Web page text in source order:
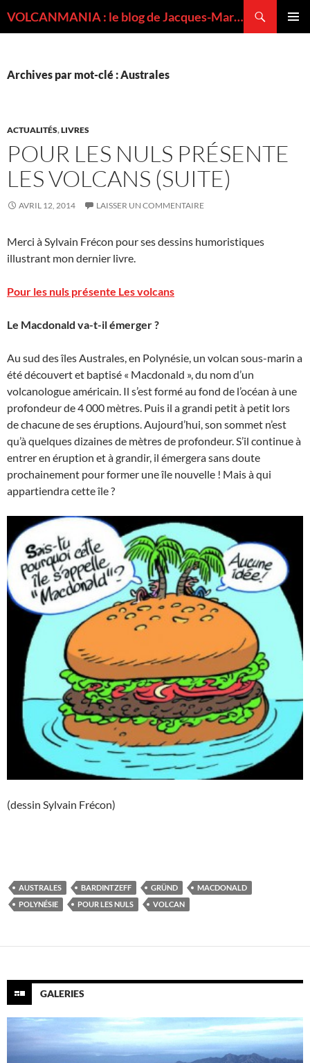
VOLCANMANIA : le blog de Jacques-Marie BARDINTZEFF, volcanologue
Archives par mot-clé : Australes
ACTUALITÉS,LIVRES
POUR LES NULS PRÉSENTE
LES VOLCANS (SUITE)
AVRIL 12, 2014 LAISSER UN COMMENTAIRE
Merci à Sylvain Frécon pour ses dessins humoristiques
illustrant mon dernier livre.
Pour les nuls présente Les volcans
Le Macdonald va-t-il émerger ?
Au sud des îles Australes, en Polynésie, un volcan sous-marin a
été découvert et baptisé « Macdonald », du nom d’un
volcanologue américain. Il s’est formé au fond de l’océan à une
profondeur de 4 000 mètres. Puis il a grandi petit à petit lors
de chacune de ses éruptions. Aujourd’hui, son sommet n’est
qu’à quelques dizaines de mètres de profondeur. S’il continue à
entrer en éruption et à grandir, il émergera sans doute
prochainement pour former une île nouvelle ! Mais à qui
appartiendra cette île ?
(dessin Sylvain Frécon)
AUSTRALES BARDINTZEFF GRÜND
MACDONALD
POLYNÉSIE
POUR LES NULS VOLCAN
GALERIES